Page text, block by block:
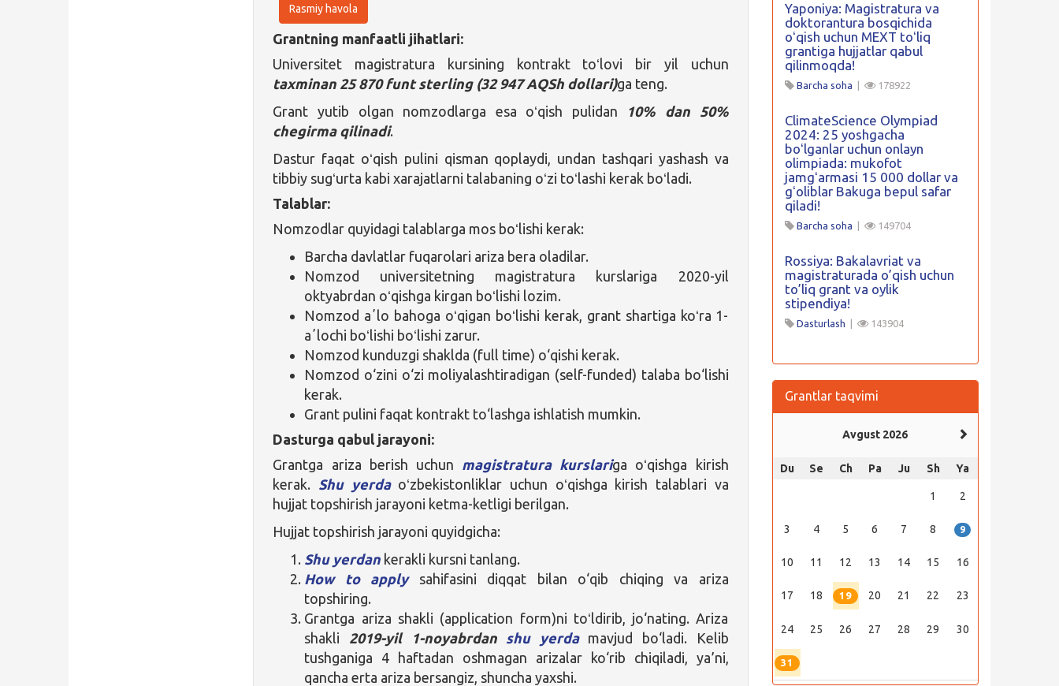
Rasmiy havola
Grantning manfaatli jihatlari:
Universitet magistratura kursining kontrakt toʻlovi bir yil uchun
taxminan 25 870 funt sterling (32 947 AQSh dollari)ga teng.
Grant yutib olgan nomzodlarga esa oʻqish pulidan 10% dan 50%
chegirma qilinadi.
Dastur faqat oʻqish pulini qisman qoplaydi, undan tashqari yashash va
tibbiy sugʻurta kabi xarajatlarni talabaning oʻzi toʻlashi kerak boʻladi.
Talablar:
Nomzodlar quyidagi talablarga mos boʻlishi kerak:
Barcha davlatlar fuqarolari ariza bera oladilar.
Nomzod universitetning magistratura kurslariga 2020-yil
oktyabrdan oʻqishga kirgan boʻlishi lozim.
Nomzod aʼlo bahoga oʻqigan boʻlishi kerak, grant shartiga koʻra 1-
aʼlochi boʻlishi boʻlishi zarur.
Nomzod kunduzgi shaklda (full time) o‘qishi kerak.
Nomzod o‘zini o‘zi moliyalashtiradigan (self-funded) talaba bo‘lishi
kerak.
Grant pulini faqat kontrakt to‘lashga ishlatish mumkin.
Dasturga qabul jarayoni:
Grantga ariza berish uchun magistratura kurslariga oʻqishga kirish
kerak. Shu yerdaoʻzbekistonliklar uchun oʻqishga kirish talablari va
hujjat topshirish jarayoni ketma-ketligi berilgan.
Hujjat topshirish jarayoni quyidgicha:
Shu yerdan kerakli kursni tanlang.
How to applysahifasini diqqat bilan o‘qib chiqing va ariza
topshiring.
Grantga ariza shakli (application form)ni toʻldirib, jo‘nating. Ariza
shakli 2019-yil 1-noyabrdan shu yerda
mavjud bo‘ladi. Kelib
tushganiga 4 haftadan oshmagan arizalar ko‘rib chiqiladi, ya’ni,
qancha erta ariza bersangiz, shuncha yaxshi.
Yaponiya: Magistratura va
doktorantura bosqichida
oʻqish uchun MEXT toʻliq
grantiga hujjatlar qabul
qilinmoqda!
Barcha soha 178922
ClimateScience Olympiad
2024: 25 yoshgacha
boʻlganlar uchun onlayn
olimpiada: mukofot
jamgʻarmasi 15 000 dollar va
gʻoliblar Bakuga bepul safar
qiladi!
Barcha soha 149704
Rossiya: Bakalavriat va
magistraturada o’qish uchun
to’liq grant va oylik
stipendiya!
Dasturlash 143904
Grantlar taqvimi
Avgust 2026
Du Se Ch Pa Ju Sh Ya
1 2
3 4 5 6 7 8 9
10 11 12 13 14 15 16
17 18 19 20 21 22 23
24 25 26 27 28 29 30
31